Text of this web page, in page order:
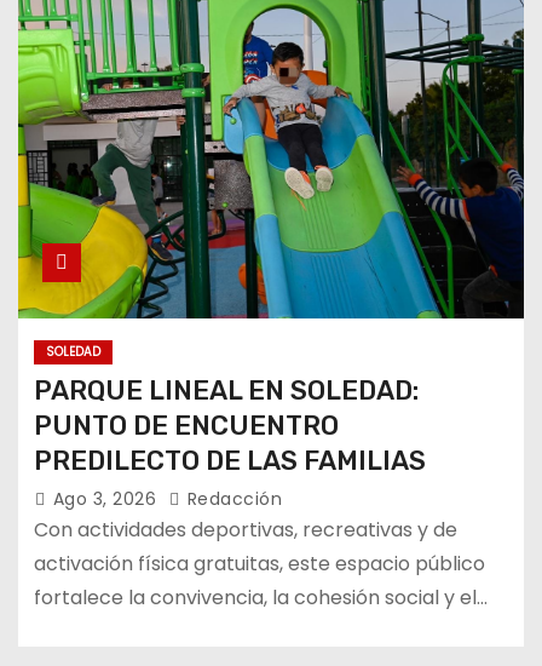
SOLEDAD
PARQUE LINEAL EN SOLEDAD:
PUNTO DE ENCUENTRO
PREDILECTO DE LAS FAMILIAS
Ago 3, 2026 Redacción
Con actividades deportivas, recreativas y de
activación física gratuitas, este espacio público
fortalece la convivencia, la cohesión social y el…